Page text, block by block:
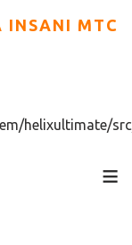
helixultimate/
≡